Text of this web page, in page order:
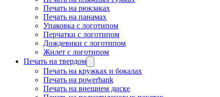
Печать на рюкзаках
Печать на панамах
Упаковка с логотипом
Перчатки с логотипом
Дождевики с логотипом
Жилет с логотипом
Печать на твердом
Печать на кружках и бокалах
Печать на powerbank
Печать на внешнем диске